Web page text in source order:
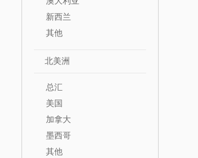
新西兰
其他
北美洲
总汇
美国
加拿大
墨西哥
其他